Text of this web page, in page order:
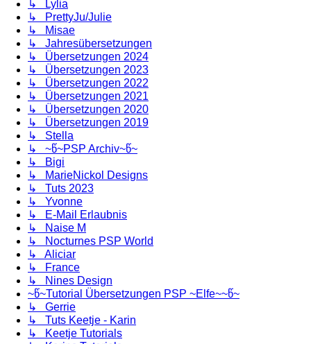
↳ Lylia
↳ PrettyJu/Julie
↳ Misae
↳ Jahresübersetzungen
↳ Übersetzungen 2024
↳ Übersetzungen 2023
↳ Übersetzungen 2022
↳ Übersetzungen 2021
↳ Übersetzungen 2020
↳ Übersetzungen 2019
↳ Stella
↳ ~წ~PSP Archiv~წ~
↳ Bigi
↳ MarieNickol Designs
↳ Tuts 2023
↳ Yvonne
↳ E-Mail Erlaubnis
↳ Naise M
↳ Nocturnes PSP World
↳ Aliciar
↳ France
↳ Nines Design
~წ~Tutorial Übersetzungen PSP ~Elfe~~წ~
↳ Gerrie
↳ Tuts Keetje - Karin
↳ Keetje Tutorials